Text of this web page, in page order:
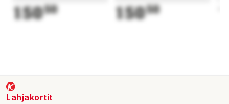
15050 15050
Lahjakortit